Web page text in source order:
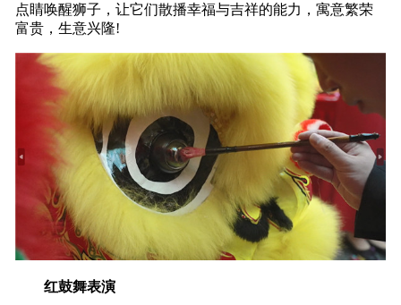
点睛唤醒狮子，让它们散播幸福与吉祥的能力，寓意繁荣
富贵，生意兴隆!
红鼓舞表演